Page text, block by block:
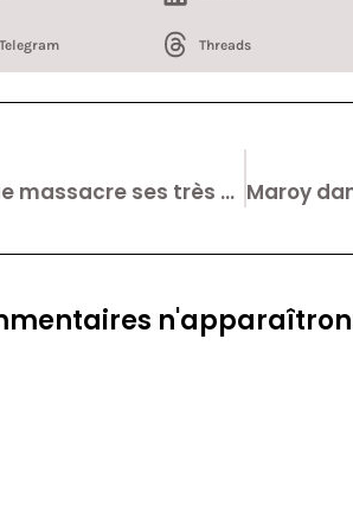
Telegram Threads
Comment la Belgique massacre ses très petites entreprises.